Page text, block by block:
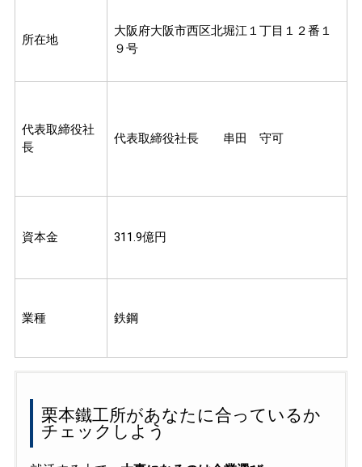
所在地
大阪府大阪市西区北堀江１丁目１２番１
９号
代表取締役社
長
代表取締役社長 串田 守可
資本金 311.9億円
業種 鉄鋼
栗本鐵工所があなたに合っているか
チェックしよう